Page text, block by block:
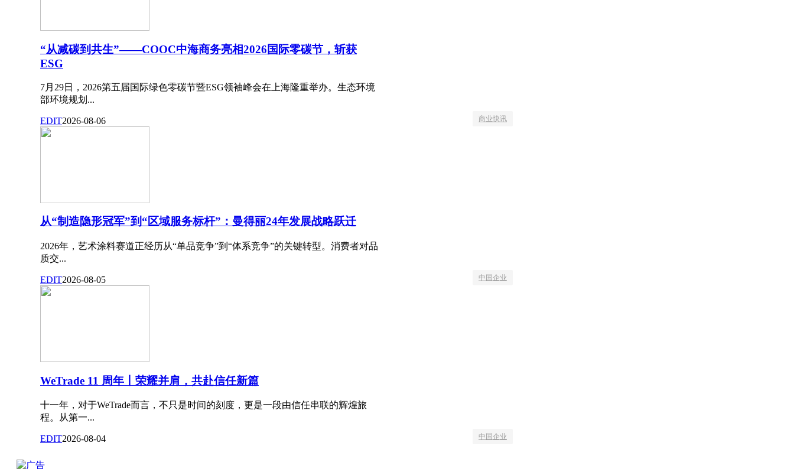
“从减碳到共生”——COOC中海商务亮相2026国际零碳节，斩获
ESG
7月29日，2026第五届国际绿色零碳节暨ESG领袖峰会在上海隆重举办。生态环境
部环境规划...
EDIT2026-08-06 商业快讯
从“制造隐形冠军”到“区域服务标杆”：曼得丽24年发展战略跃迁
2026年，艺术涂料赛道正经历从“单品竞争”到“体系竞争”的关键转型。消费者对品
质交...
EDIT2026-08-05 中国企业
WeTrade 11 周年丨荣耀并肩，共赴信任新篇
十一年，对于WeTrade而言，不只是时间的刻度，更是一段由信任串联的辉煌旅
程。从第一...
EDIT2026-08-04 中国企业